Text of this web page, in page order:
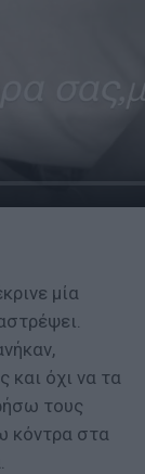
μία
και όχι να τα
τους
κόντρα στα